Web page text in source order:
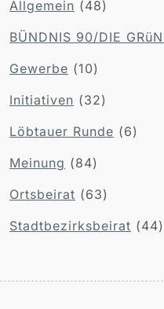
Allgemein (48)
BÜNDNIS 90/DIE
Gewerbe (10)
Initiativen (32)
Löbtauer Runde (6)
Meinung (84)
Ortsbeirat (63)
Stadtbezirksbeirat (44)